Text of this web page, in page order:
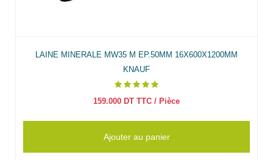
LAINE MINERALE MW35 M EP.50MM 16X600X1200MM
KNAUF
159.000 DT TTC / Pièce
Ajouter au panier